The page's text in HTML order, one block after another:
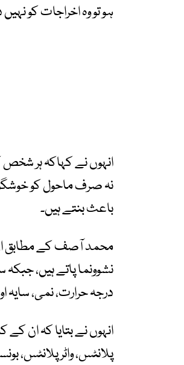
ہو تو وہ اخراجات کو نہیں
انہوں نے کہاکہ ہر شخص
نہ صرف ماحول کو
باعث بنتے ہیں۔
محمد آصف کے مطابق
نشوونما پاتے ہیں،
درجہ حرارت، نمی،
انہوں نے بتایا کہ ان
پلانٹس، واٹر پلانٹس،